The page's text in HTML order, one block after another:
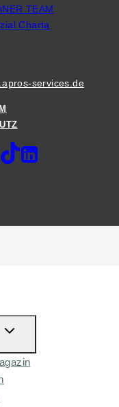
TEAM
Charta
services.de
TOGGLE
CHILD
MENU